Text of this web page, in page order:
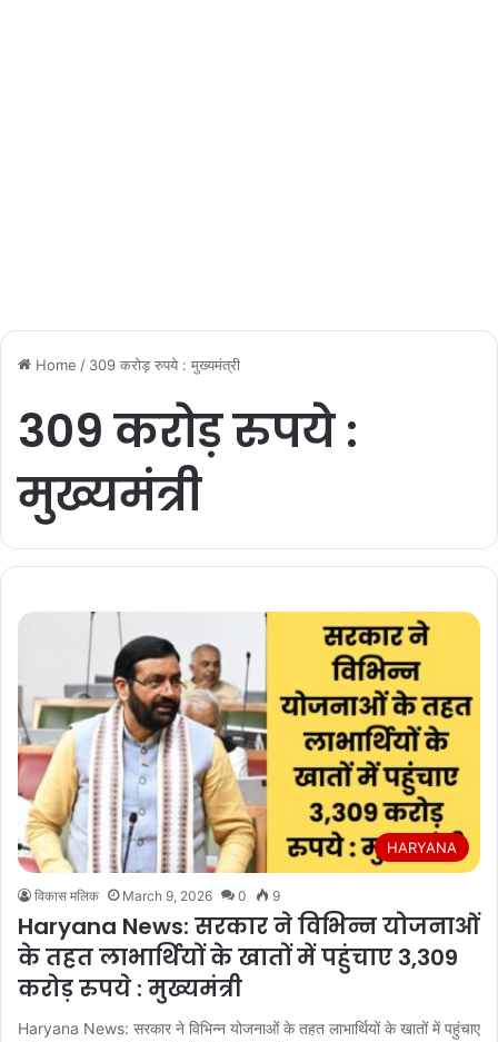
Home / 309 करोड़ रुपये : मुख्यमंत्री
309 करोड़ रुपये :
मुख्यमंत्री
HARYANA
विकास मलिक March 9, 2026 0 9
Haryana News: सरकार ने विभिन्न योजनाओं
के तहत लाभार्थियों के खातों में पहुंचाए 3,309
करोड़ रुपये : मुख्यमंत्री
Haryana News: सरकार ने विभिन्न योजनाओं के तहत लाभार्थियों के खातों में पहुंचाए